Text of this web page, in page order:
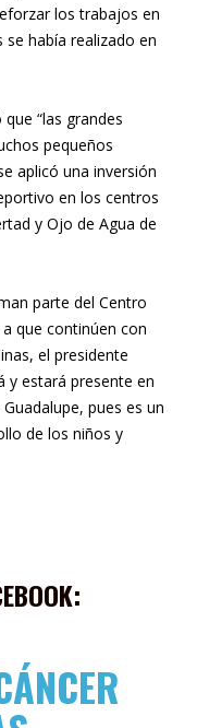
los trabajos en
había realizado en
“las grandes
pequeños
aplicó una inversión
en los centros
y Ojo de Agua de
parte del Centro
que continúen con
el presidente
y estará presente en
pues es un
de los niños y